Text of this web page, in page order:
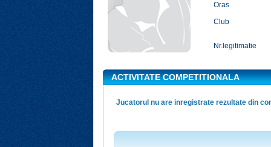
Oras
Club
Nr.legitimatie
ACTIVITATE COMPETITIONALA
Jucatorul nu are inregistrate rezultate din